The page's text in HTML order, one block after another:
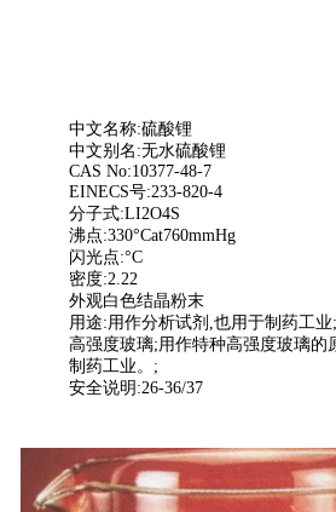
中文名称:硫酸锂
中文别名:无水硫酸锂
CAS No:10377-48-7
EINECS号:233-820-4
分子式:LI2O4S
沸点:330°Cat760mmHg
闪光点:°C
密度:2.22
外观白色结晶粉末
用途:用作分析试剂,也用于制药工
高强度玻璃;用作特种高强度玻璃的
制药工业。;
安全说明:26-36/37